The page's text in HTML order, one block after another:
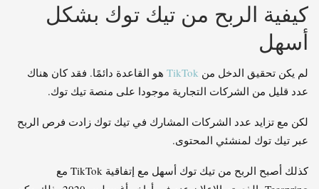
كيفية الربح من تيك توك بشكل
أسهل
لم يكن تحقيق الدخل من TikTok هو القاعدة دائمًا. فقد كان هناك
عدد قليل من الشركات التجارية موجودا على منصة تيك توك.
لكن مع تزايد عدد الشركات المشارك في تيك توك زادت فرص الربح
عبر تيك توك لمنشئي المحتوى.
كذلك أصبح الربح من تيك توك أسهل مع إتفاقية TikTok مع